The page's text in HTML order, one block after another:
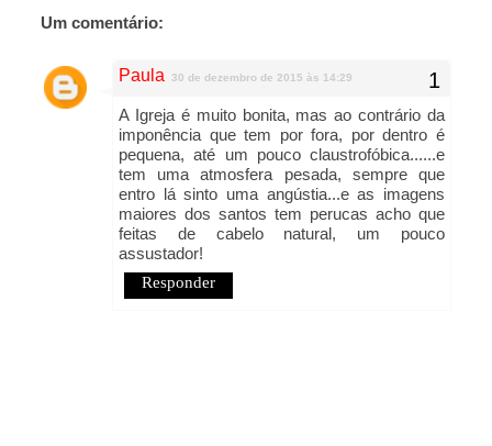
Um comentário:
Paula 30 de dezembro de 2015 às 14:29
A Igreja é muito bonita, mas ao contrário da
imponência que tem por fora, por dentro é
pequena, até um pouco claustrofóbica......e
tem uma atmosfera pesada, sempre que
entro lá sinto uma angústia...e as imagens
maiores dos santos tem perucas acho que
feitas de cabelo natural, um pouco
assustador!
Responder